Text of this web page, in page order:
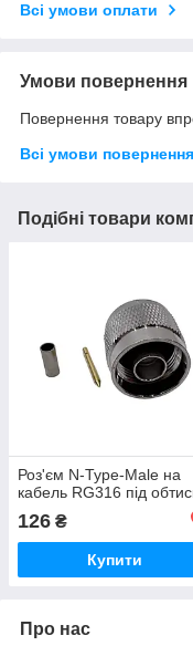
Всі умови оплати
Умови повернення
Повернення товару
Всі умови повернення
Подібні товари
Роз'єм N-Type-Male на
кабель RG316 під
126 ₴
Купити
Про нас